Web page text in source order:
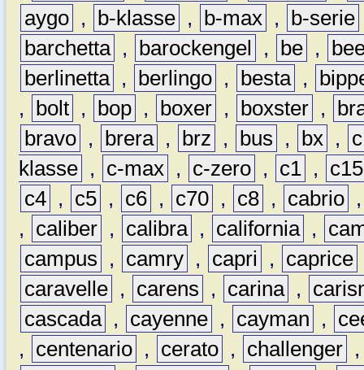
aygo , b-klasse , b-max , b-serie
barchetta , barockengel , be ,
berlinetta , berlingo , besta ,
,
bolt , bop , boxer , boxster ,
bravo , brera , brz , bus , bx ,
c
klasse , c-max , c-zero , c1 ,
c15
c4 , c5 , c6 , c70 , c8 , cabrio
,
caliber , calibra , california ,
campus
, camry , capri , caprice
caravelle , carens , carina ,
cascada , cayenne , cayman ,
,
centenario , cerato , challenger